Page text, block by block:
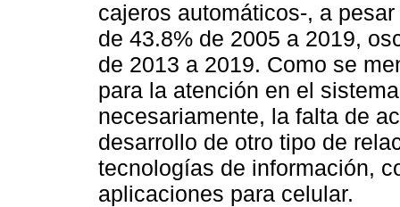
cajeros automáticos-, a
de 43.8% de 2005 a 2019,
de 2013 a 2019. Como se
para la atención en el
necesariamente, la falta de
desarrollo de otro tipo de
tecnologías de información,
aplicaciones para celular.